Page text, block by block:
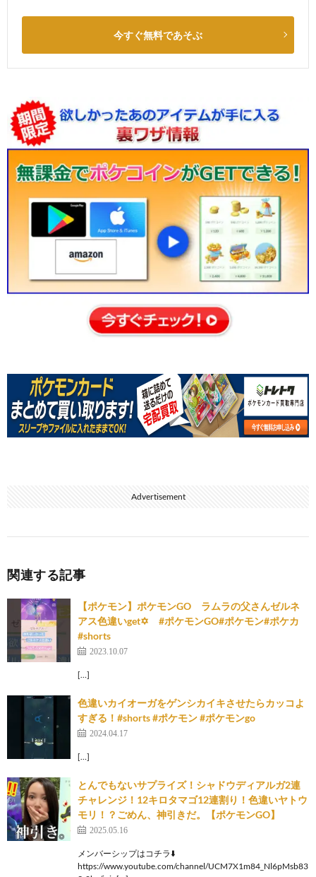
今すぐ無料であそぶ
Advertisement
関連する記事
【ポケモン】ポケモンGO ラムラの父さんゼルネ
アス色違いget✡ #ポケモンGO#ポケモン#ポケカ
#shorts
2023.10.07
[…]
色違いカイオーガをゲンシカイキさせたらカッコよ
すぎる！#shorts #ポケモン #ポケモンgo
2024.04.17
[…]
とんでもないサプライズ！シャドウディアルガ2連
チャレンジ！12キロタマゴ12連割り！色違いヤトウ
モリ！？ごめん、神引きだ。【ポケモンGO】
2025.05.16
メンバーシップはコチラ⬇️
https://www.youtube.com/channel/UCM7X1m84_Nl6pMsb83